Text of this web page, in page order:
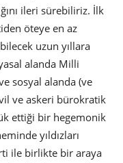
ileri sürebiliriz. İlk
öteye en az
uzun yıllara
alanda Milli
sosyal alanda (ve
ve askeri bürokratik
ettiği bir hegemonik
yıldızları
ile birlikte bir araya